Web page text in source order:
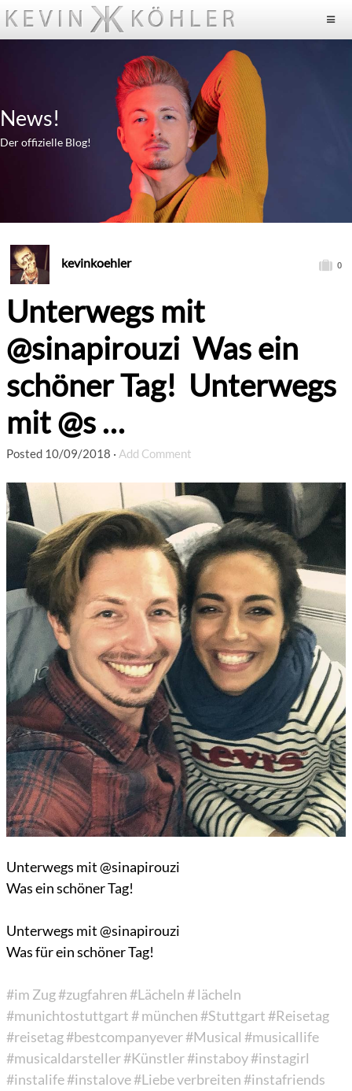
News!
Der offizielle Blog!
kevinkoehler 0
Unterwegs mit
@sinapirouzi Was ein
schöner Tag! Unterwegs
mit @s …
Posted 10/09/2018 · Add Comment
Unterwegs mit @sinapirouzi
Was ein schöner Tag!
Unterwegs mit @sinapirouzi
Was für ein schöner Tag!
#im Zug#zugfahren#Lächeln# lächeln
#munichtostuttgart# münchen#Stuttgart#Reisetag
#reisetag#bestcompanyever#Musical #musicallife
#musicaldarsteller#Künstler#instaboy#instagirl
#instalife#instalove#Liebe verbreiten#instafriends